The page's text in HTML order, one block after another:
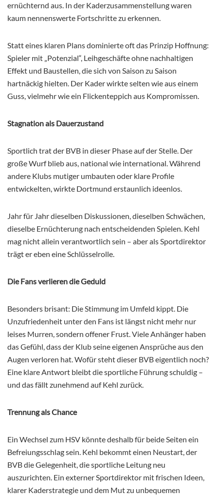
ernüchternd aus. In der Kaderzusammenstellung waren
kaum nennenswerte Fortschritte zu erkennen.
Statt eines klaren Plans dominierte oft das Prinzip Hoffnung:
Spieler mit „Potenzial“, Leihgeschäfte ohne nachhaltigen
Effekt und Baustellen, die sich von Saison zu Saison
hartnäckig hielten. Der Kader wirkte selten wie aus einem
Guss, vielmehr wie ein Flickenteppich aus Kompromissen.
Stagnation als Dauerzustand
Sportlich trat der BVB in dieser Phase auf der Stelle. Der
große Wurf blieb aus, national wie international. Während
andere Klubs mutiger umbauten oder klare Profile
entwickelten, wirkte Dortmund erstaunlich ideenlos.
Jahr für Jahr dieselben Diskussionen, dieselben Schwächen,
dieselbe Ernüchterung nach entscheidenden Spielen. Kehl
mag nicht allein verantwortlich sein – aber als Sportdirektor
trägt er eben eine Schlüsselrolle.
Die Fans verlieren die Geduld
Besonders brisant: Die Stimmung im Umfeld kippt. Die
Unzufriedenheit unter den Fans ist längst nicht mehr nur
leises Murren, sondern offener Frust. Viele Anhänger haben
das Gefühl, dass der Klub seine eigenen Ansprüche aus den
Augen verloren hat. Wofür steht dieser BVB eigentlich noch?
Eine klare Antwort bleibt die sportliche Führung schuldig –
und das fällt zunehmend auf Kehl zurück.
Trennung als Chance
Ein Wechsel zum HSV könnte deshalb für beide Seiten ein
Befreiungsschlag sein. Kehl bekommt einen Neustart, der
BVB die Gelegenheit, die sportliche Leitung neu
auszurichten. Ein externer Sportdirektor mit frischen Ideen,
klarer Kaderstrategie und dem Mut zu unbequemen